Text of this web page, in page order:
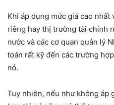
Khi áp dụng mức giá cao nhất
riêng hay thị trường tài chính
nước và các cơ quan quản lý
toán rất kỹ đến các trường
nó.
Tuy nhiên, nếu như không áp